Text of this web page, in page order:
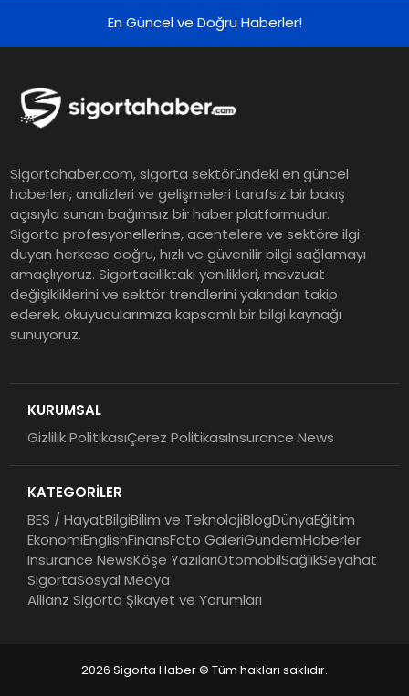
Grup Müdürü Olarak Atandı
Mevduat kısa vadeyi, koruma
ürünleri uzun vadeyi tutuyor
Şekerbank 2026 İlk Yarı Finansal
Sonuçları
EY Küresel Siber Güvenlik
Dayanıklılık
En Güncel ve Doğru Haberler!
Sigortahaber.com, sigorta sektöründeki en güncel
haberleri, analizleri ve gelişmeleri tarafsız bir bakış
açısıyla sunan bağımsız bir haber platformudur.
Sigorta profesyonellerine, acentelere ve sektöre ilgi
duyan herkese doğru, hızlı ve güvenilir bilgi sağlamayı
amaçlıyoruz. Sigortacılıktaki yenilikleri, mevzuat
değişikliklerini ve sektör trendlerini yakından takip
ederek, okuyucularımıza kapsamlı bir bilgi kaynağı
sunuyoruz.
KURUMSAL
Gizlilik PolitikasıÇerez PolitikasıInsurance News
KATEGORİLER
BES / HayatBilgiBilim ve TeknolojiBlogDünyaEğitim
EkonomiEnglishFinansFoto GaleriGündemHaberler
Insurance NewsKöşe YazılarıOtomobilSağlıkSeyahat
SigortaSosyal Medya
Allianz Sigorta Şikayet ve Yorumları
2026 Sigorta Haber © Tüm hakları saklıdır.